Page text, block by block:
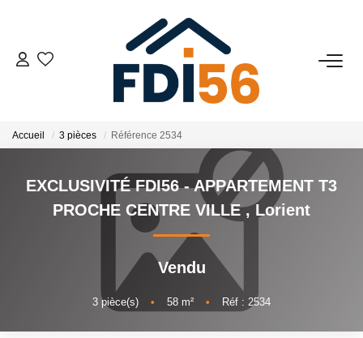
02 97 81 41 39
VENTES
Tous Nos Biens
Prestiges
Investisseurs
ESTIMATION
Accueil 3 pièces Référence 2534
EXCLUSIVITÉ FDI56 - APPARTEMENT T3
PROCHE CENTRE VILLE,Lorient
Vendu
3 pièce(s) • 58 m² • Réf : 2534